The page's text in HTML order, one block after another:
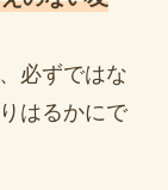
必ずではな
はるかにで